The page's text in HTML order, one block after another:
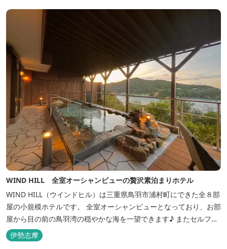
WIND HILL 全室オーシャンビューの贅沢素泊まりホテル
WIND HILL（ウインドヒル）は三重県鳥羽市浦村町にできた全８部
屋の小規模ホテルです。 全室オーシャンビューとなっており、お部
屋から目の前の鳥羽湾の穏やかな海を一望できます♪ またセルフチ
ェックイン方式を採用しているため、好きな時間に非対面でチェッ
クインが可能です。 食事提供や接客サービスがない分、リーズナブ
伊勢志摩